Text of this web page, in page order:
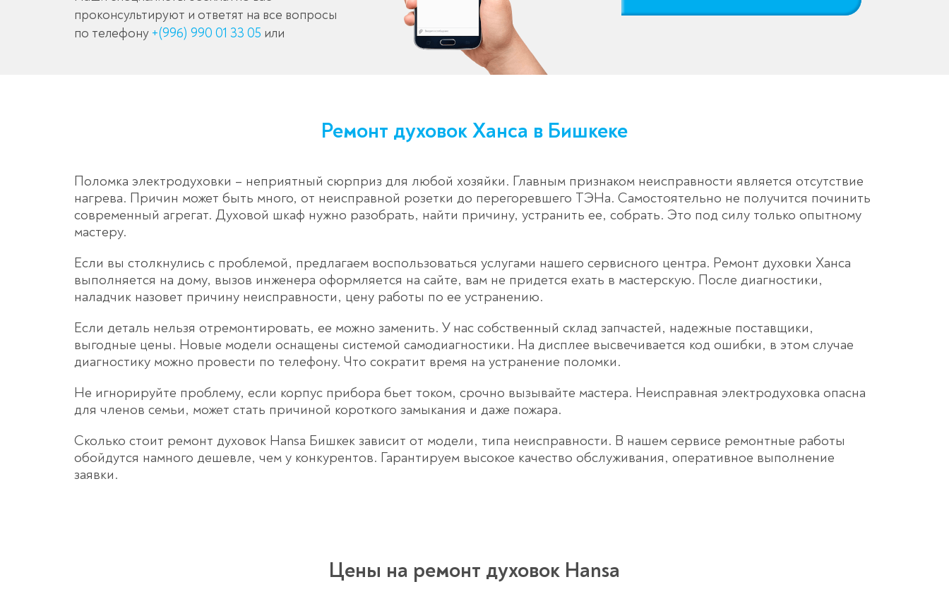
проконсультируют и ответят на все вопросы
по телефону +(996) 990 01 33 05 или
Ремонт духовок Ханса в Бишкеке
Поломка электродуховки – неприятный сюрприз для любой хозяйки. Главным признаком неисправности является отсутствие
нагрева. Причин может быть много, от неисправной розетки до перегоревшего ТЭНа. Самостоятельно не получится починить
современный агрегат. Духовой шкаф нужно разобрать, найти причину, устранить ее, собрать. Это под силу только опытному
мастеру.
Если вы столкнулись с проблемой, предлагаем воспользоваться услугами нашего сервисного центра. Ремонт духовки Ханса
выполняется на дому, вызов инженера оформляется на сайте, вам не придется ехать в мастерскую. После диагностики,
наладчик назовет причину неисправности, цену работы по ее устранению.
Если деталь нельзя отремонтировать, ее можно заменить. У нас собственный склад запчастей, надежные поставщики,
выгодные цены. Новые модели оснащены системой самодиагностики. На дисплее высвечивается код ошибки, в этом случае
диагностику можно провести по телефону. Что сократит время на устранение поломки.
Не игнорируйте проблему, если корпус прибора бьет током, срочно вызывайте мастера. Неисправная электродуховка опасна
для членов семьи, может стать причиной короткого замыкания и даже пожара.
Сколько стоит ремонт духовок Hansa Бишкек зависит от модели, типа неисправности. В нашем сервисе ремонтные работы
обойдутся намного дешевле, чем у конкурентов. Гарантируем высокое качество обслуживания, оперативное выполнение
заявки.
Цены на ремонт духовок Hansa